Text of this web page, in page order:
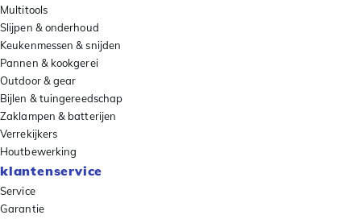
Multitools
Slijpen & onderhoud
Keukenmessen & snijden
Pannen & kookgerei
Outdoor & gear
Bijlen & tuingereedschap
Zaklampen & batterijen
Verrekijkers
Houtbewerking
klantenservice
Service
Garantie